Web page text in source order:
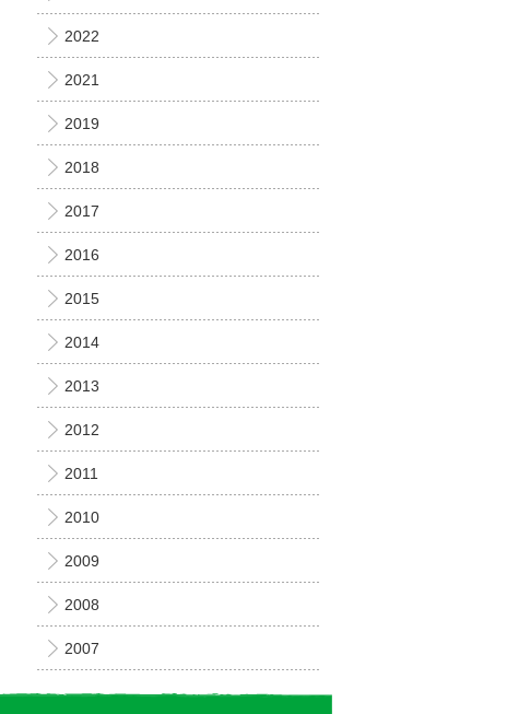
2022
2021
2019
2018
2017
2016
2015
2014
2013
2012
2011
2010
2009
2008
2007